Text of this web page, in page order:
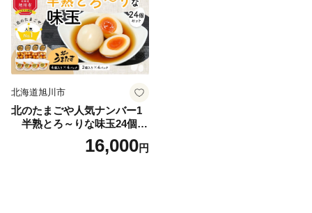
北海道旭川市
北のたまごや人気ナンバー1
半熟とろ～りな味玉24個入
16,000円